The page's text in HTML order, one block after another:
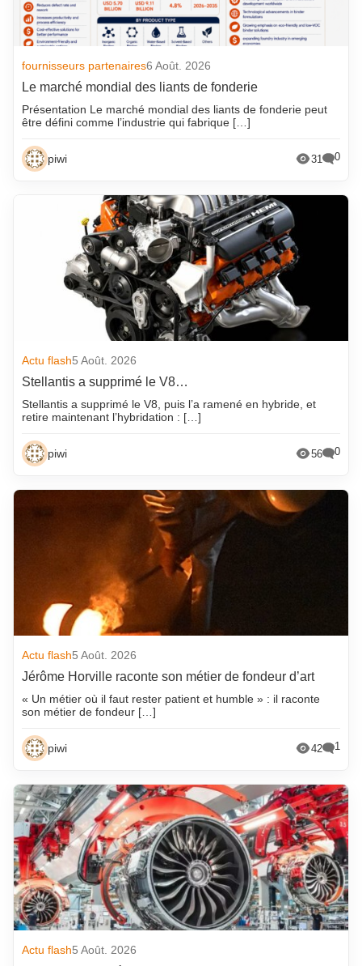
fournisseurs partenaires6 Août. 2026
Le marché mondial des liants de fonderie
Présentation Le marché mondial des liants de fonderie peut
être défini comme l’industrie qui fabrique […]
piwi 31 0
Actu flash5 Août. 2026
Stellantis a supprimé le V8…
Stellantis a supprimé le V8, puis l’a ramené en hybride, et
retire maintenant l’hybridation : […]
piwi 56 0
Actu flash5 Août. 2026
Jérôme Horville raconte son métier de fondeur d’art
« Un métier où il faut rester patient et humble » : il raconte
son métier de fondeur […]
piwi 42 1
Actu flash5 Août. 2026